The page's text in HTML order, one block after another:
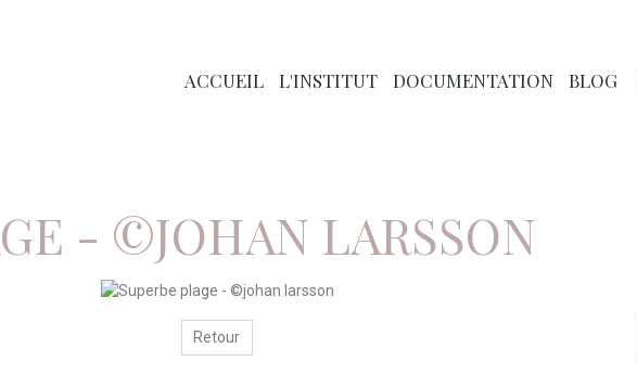
ACCUEIL L'INSTITUT DOCUMENTATION BLOG
- ©JOHAN LARSSON
Retour